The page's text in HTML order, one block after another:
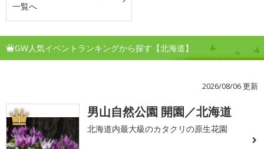
一覧へ
GW人気イベントランキングから探す【北海道】
2026/08/06 更新
1 男山自然公園 開園／北海道
北海道内最大級のカタクリの原生花園